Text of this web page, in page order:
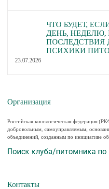
ЧТО БУДЕТ,
ДЕНЬ, НЕДЕЛЮ,
ПОСЛЕДСТВИЯ
ПСИХИКИ
23.07.2026
Организация
Российская кинологическая федерация
добровольным, самоуправляемым,
объединений, созданным по инициативе
Поиск клуба/питомника по
Контакты